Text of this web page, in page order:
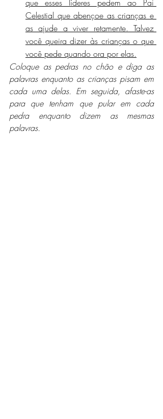
que esses líderes pedem ao Pai
Celestial que abençoe as crianças e
as ajude a viver retamente. Talvez
você queira dizer às crianças o que
você pede quando ora por elas.
Coloque as pedras no chão e diga as
palavras enquanto as crianças pisam em
cada uma delas. Em seguida, afaste-as
para que tenham que pular em cada
pedra enquanto dizem as mesmas
palavras.